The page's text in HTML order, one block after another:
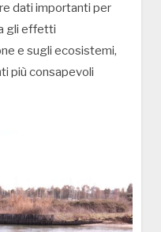
dati importanti per
gli effetti
e sugli ecosistemi,
più consapevoli